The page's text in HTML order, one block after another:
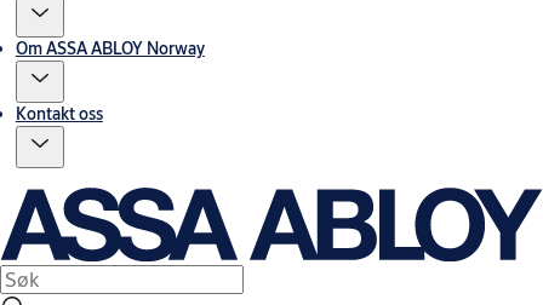
Om ASSA ABLOY Norway
Kontakt oss